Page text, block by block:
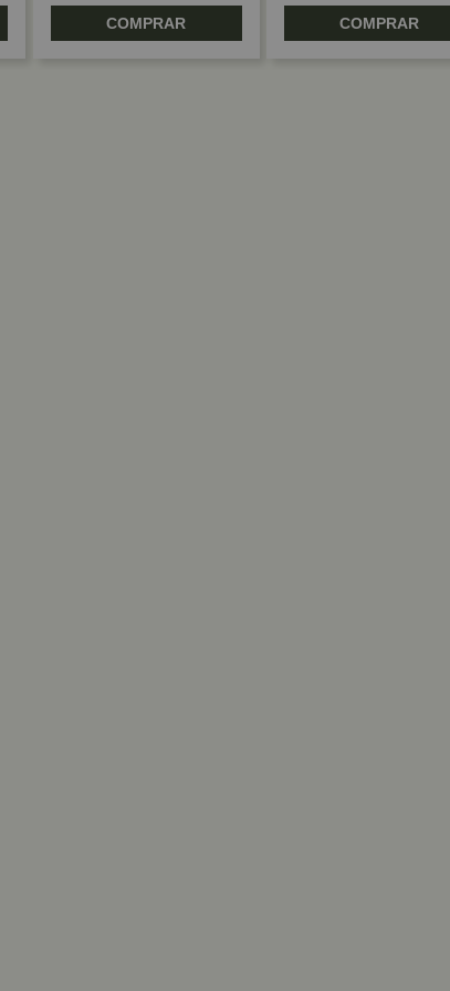
COMPRAR COMPRAR